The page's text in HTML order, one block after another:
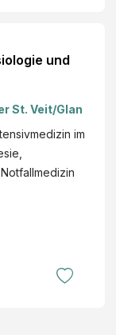
und
St. Veit/Glan
im